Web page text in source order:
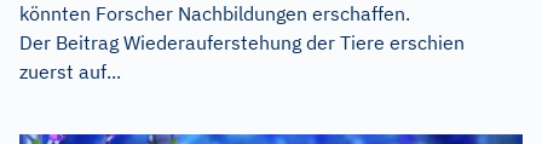
könnten Forscher Nachbildungen erschaffen.
Der Beitrag Wiederauferstehung der Tiere erschien
zuerst auf...